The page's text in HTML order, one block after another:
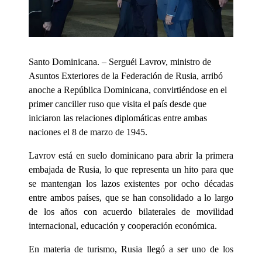
Santo Dominicana. – Serguéi Lavrov, ministro de
Asuntos Exteriores de la Federación de Rusia, arribó
anoche a República Dominicana, convirtiéndose en el
primer canciller ruso que visita el país desde que
iniciaron las relaciones diplomáticas entre ambas
naciones el 8 de marzo de 1945.
Lavrov está en suelo dominicano para abrir la primera
embajada de Rusia, lo que representa un hito para que
se mantengan los lazos existentes por ocho décadas
entre ambos países, que se han consolidado a lo largo
de los años con acuerdo bilaterales de movilidad
internacional, educación y cooperación económica.
En materia de turismo, Rusia llegó a ser uno de los